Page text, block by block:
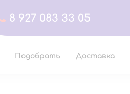
8 927 083 33 05
Подобрать Доставка